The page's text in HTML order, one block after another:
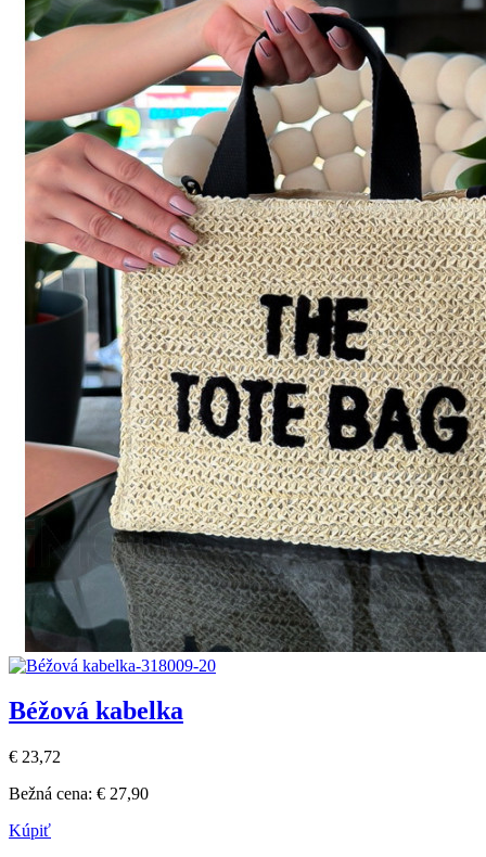
Béžová kabelka
€ 23,72
Bežná cena: € 27,90
Kúpiť